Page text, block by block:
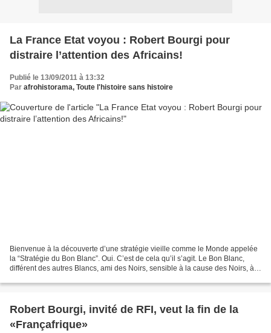
La France Etat voyou : Robert Bourgi pour
distraire l’attention des Africains!
Publié le 13/09/2011 à 13:32
Par afrohistorama, Toute l'histoire sans histoire
Bienvenue à la découverte d’une stratégie vieille comme le Monde appelée
la “Stratégie du Bon Blanc”. Oui. C’est de cela qu’il s’agit. Le Bon Blanc,
différent des autres Blancs, ami des Noirs, sensible à la cause des Noirs, à
Robert Bourgi, invité de RFI, veut la fin de la
«Françafrique»